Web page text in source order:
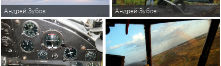
Андрей Зубов Андрей Зубов